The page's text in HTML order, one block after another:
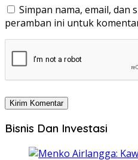
Simpan nama, email, dan
peramban ini untuk
Bisnis Dan Investasi